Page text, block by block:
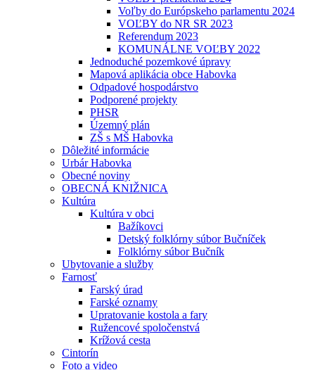
Voľby do Európskeho parlamentu 2024
VOĽBY do NR SR 2023
Referendum 2023
KOMUNÁLNE VOĽBY 2022
Jednoduché pozemkové úpravy
Mapová aplikácia obce Habovka
Odpadové hospodárstvo
Podporené projekty
PHSR
Územný plán
ZŠ s MŠ Habovka
Dôležité informácie
Urbár Habovka
Obecné noviny
OBECNÁ KNIŽNICA
Kultúra
Kultúra v obci
Bažíkovci
Detský folklórny súbor Bučníček
Folklórny súbor Bučník
Ubytovanie a služby
Farnosť
Farský úrad
Farské oznamy
Upratovanie kostola a fary
Ružencové spoločenstvá
Krížová cesta
Cintorín
Foto a video